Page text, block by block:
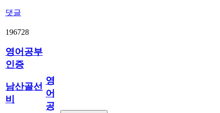
댓글
196728
영어공부
인증
남산골선
비
영
어
공